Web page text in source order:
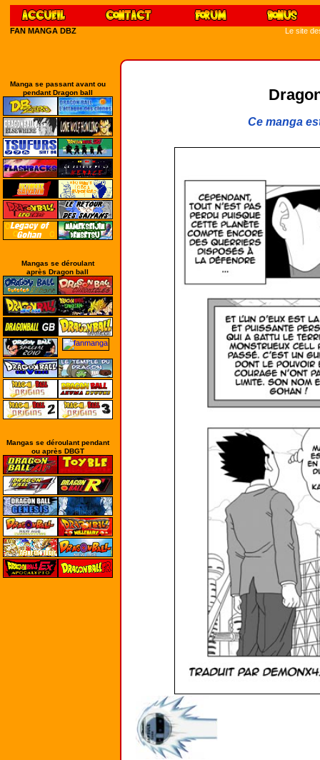
FAN MANGA DBZ Le site
Manga se passant avant ou
pendant Dragon ball
Mangas se déroulant
après Dragon ball
Mangas se déroulant pendant
ou après DBGT
Ce manga